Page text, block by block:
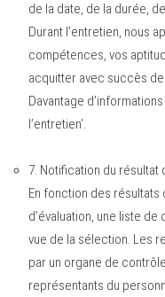
de la date, de la durée,
Durant l’entretien, nous
compétences, vos
acquitter avec succès
Davantage
l’entretien’.
7. Notification du résultat
En fonction des
d’évaluation, une liste
vue de la sélection. Les
par un organe de
représentants du